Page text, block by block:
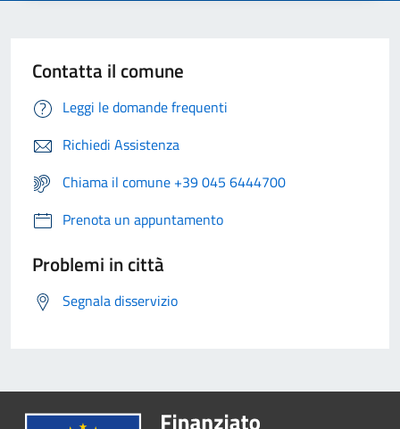
Contatta il comune
Leggi le domande frequenti
Richiedi Assistenza
Chiama il comune +39 045 6444700
Prenota un appuntamento
Problemi in città
Segnala disservizio